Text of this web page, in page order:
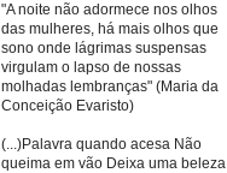
"A noite não adormece nos olhos
das mulheres, há mais olhos que
sono onde lágrimas suspensas
virgulam o lapso de nossas
molhadas lembranças" (Maria da
Conceição Evaristo)
(...)Palavra quando acesa Não
queima em vão Deixa uma beleza